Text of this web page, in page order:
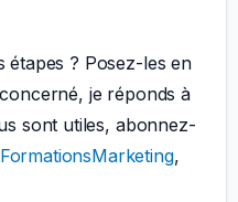
étapes ? Posez-les en
je réponds à
sont utiles, abonnez-
,